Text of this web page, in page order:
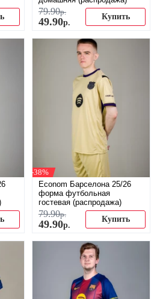
79.90р.
49.90р.
Купить
-38%
Econom Барселона 25/26
форма футбольная
гостевая (распродажа)
79.90р.
49.90р.
Купить